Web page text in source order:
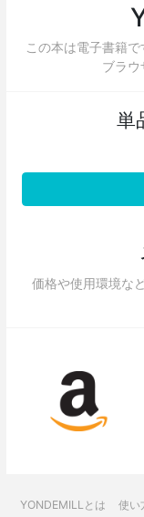
この本は電子書籍
ブラウ
単
価格や使用環境な
YONDEMILLとは 使い